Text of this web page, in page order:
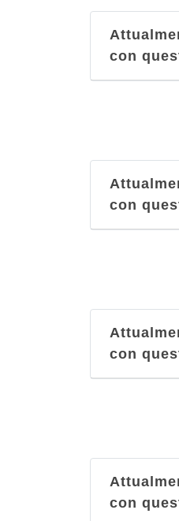
con
con
con
con